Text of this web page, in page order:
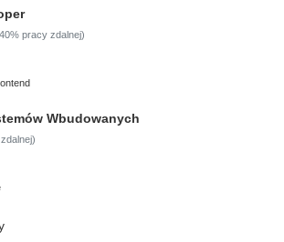
pracy zdalnej)
Wbudowanych